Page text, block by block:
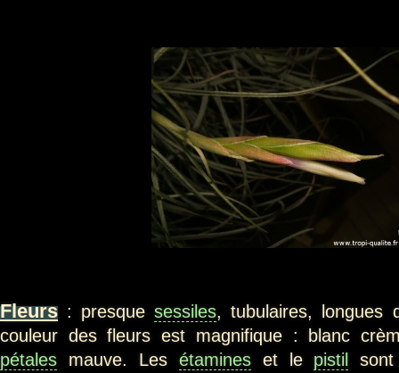
Fleurs : presquesessiles, tubulaires,
couleur des fleurs est magnifique : blanc
pétales mauve. Les étamineset le pistil